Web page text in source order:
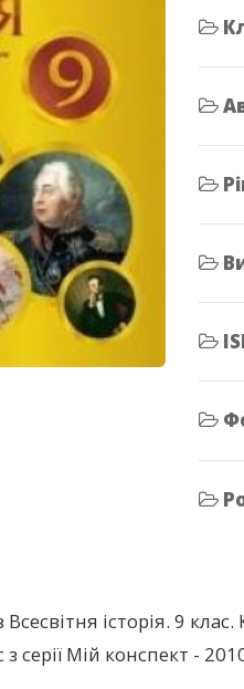
історія. 9
з серії Мій конспект -